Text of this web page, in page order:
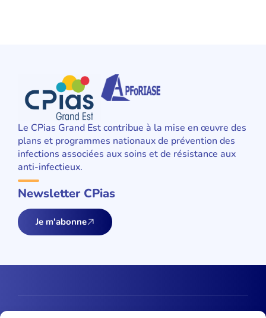
Le CPias Grand Est contribue à la mise en œuvre des
plans et programmes nationaux de prévention des
infections associées aux soins et de résistance aux
anti-infectieux.
Newsletter CPias
Je m'abonne